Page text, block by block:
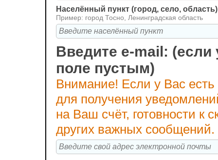
Населённый пункт (город, село,
Пример: город Тосно, Ленинградская область
Введите e-mail: (если
поле пустым)
Внимание! Если у Вас
для получения
на Ваш счёт, готовности к
других важных сообщений.